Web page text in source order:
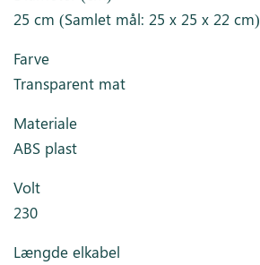
25 cm (Samlet mål: 25 x 25 x 22 cm)
Farve
Transparent mat
Materiale
ABS plast
Volt
230
Længde elkabel